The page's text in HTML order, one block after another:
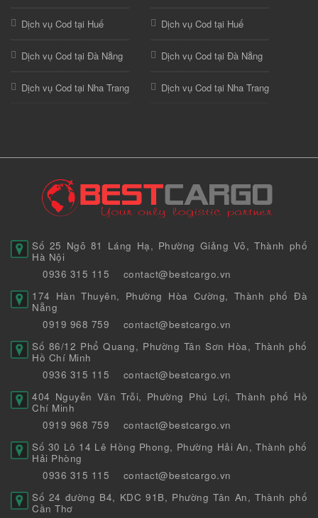
Dịch vụ Cod tại Huế
Dịch vụ Cod tại Đà Nẵng
Dịch vụ Cod tại Nha Trang
Dịch vụ Cod tại Huế
Dịch vụ Cod tại Đà Nẵng
Dịch vụ Cod tại Nha Trang
Số 25 Ngõ 81 Láng Hạ, Phường Giảng Võ, Thành phố
Hà Nội
0936 315 115
contact@bestcargo.vn
174 Hàn Thuyên, Phường Hòa Cường, Thành phố Đà
Nẵng
0919 968 759
contact@bestcargo.vn
Số 86/12 Phổ Quang, Phường Tân Sơn Hòa, Thành phố
Hồ Chí Minh
0936 315 115
contact@bestcargo.vn
404 Nguyễn Văn Trỗi, Phường Phú Lợi, Thành phố Hồ
Chí Minh
0919 968 759
contact@bestcargo.vn
Số 30 Lô 14 Lê Hồng Phong, Phường Hải An, Thành phố
Hải Phòng
0936 315 115
contact@bestcargo.vn
Số 24 đường B4, KDC 91B, Phường Tân An, Thành phố
Cần Thơ